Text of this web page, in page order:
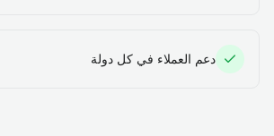
دعم العملاء في كل دولة